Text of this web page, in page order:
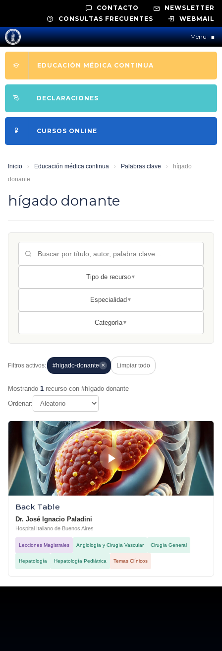
CONTACTO
NEWSLETTER
CONSULTAS FRECUENTES
WEBMAIL
Menu≡
EDUCACIÓN MÉDICA CONTINUA
DECLARACIONES
CURSOS ONLINE
Inicio › Educación médica continua › Palabras clave ›
hígado
donante
hígado donante
Tipo de recurso▼
Especialidad ▼
Categoría▼
Filtros activos: #higado-donante ✕ Limpiar todo
Mostrando 1 recurso con #hígado donante
Ordenar:
Back Table
Dr. José Ignacio Paladini
Hospital Italiano de Buenos Aires
Lecciones Magistrales Angiología y Cirugía Vascular Cirugía General
Hepatología Hepatología Pediátrica Temas Clínicos